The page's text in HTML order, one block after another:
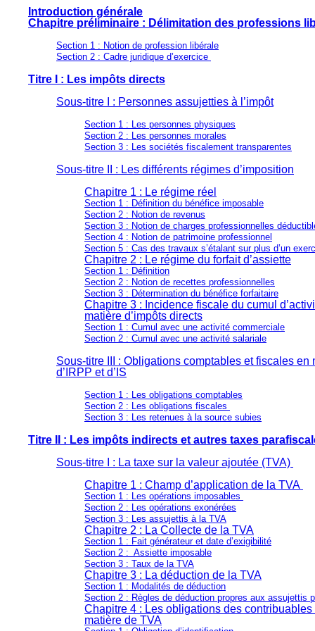
Introduction générale
Chapitre préliminaire : Délimitation des professions
Section 1 : Notion de profession libérale
Section 2 : Cadre juridique d’exercice
Titre I : Les impôts directs
Sous-titre I : Personnes assujetties à l’impôt
Section 1 : Les personnes physiques
Section 2 : Les personnes morales
Section 3 : Les sociétés fiscalement transparentes
Sous-titre II : Les différents régimes d’imposition
Chapitre 1 : Le régime réel
Section 1 : Définition du bénéfice imposable
Section 2 : Notion de revenus
Section 3 : Notion de charges professionnelles
Section 4 : Notion de patrimoine professionnel
Section 5 : Cas des travaux s’étalant sur plus d’un
Chapitre 2 : Le régime du forfait d’assiette
Section 1 : Définition
Section 2 : Notion de recettes professionnelles
Section 3 : Détermination du bénéfice forfaitaire
Chapitre 3 : Incidence fiscale du cumul
matière d’impôts directs
Section 1 : Cumul avec une activité commerciale
Section 2 : Cumul avec une activité salariale
Sous-titre III : Obligations comptables et fiscales en
d’IRPP et d’IS
Section 1 : Les obligations comptables
Section 2 : Les obligations fiscales
Section 3 : Les retenues à la source subies
Titre II : Les impôts indirects et autres taxes
Sous-titre I : La taxe sur la valeur ajoutée (TVA)
Chapitre 1 : Champ d’application de la TVA
Section 1 : Les opérations imposables
Section 2 : Les opérations exonérées
Section 3 : Les assujettis à la TVA
Chapitre 2 : La Collecte de la TVA
Section 1 : Fait générateur et date d’exigibilité
Section 2 : Assiette imposable
Section 3 : Taux de la TVA
Chapitre 3 : La déduction de la TVA
Section 1 : Modalités de déduction
Section 2 : Règles de déduction propres aux assujettis
Chapitre 4 : Les obligations des contribuables
matière de TVA